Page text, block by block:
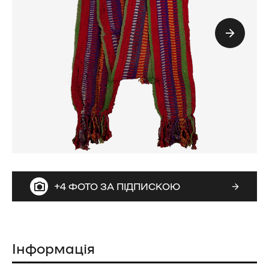
+4 ФОТО ЗА ПІДПИСКОЮ
Інформація